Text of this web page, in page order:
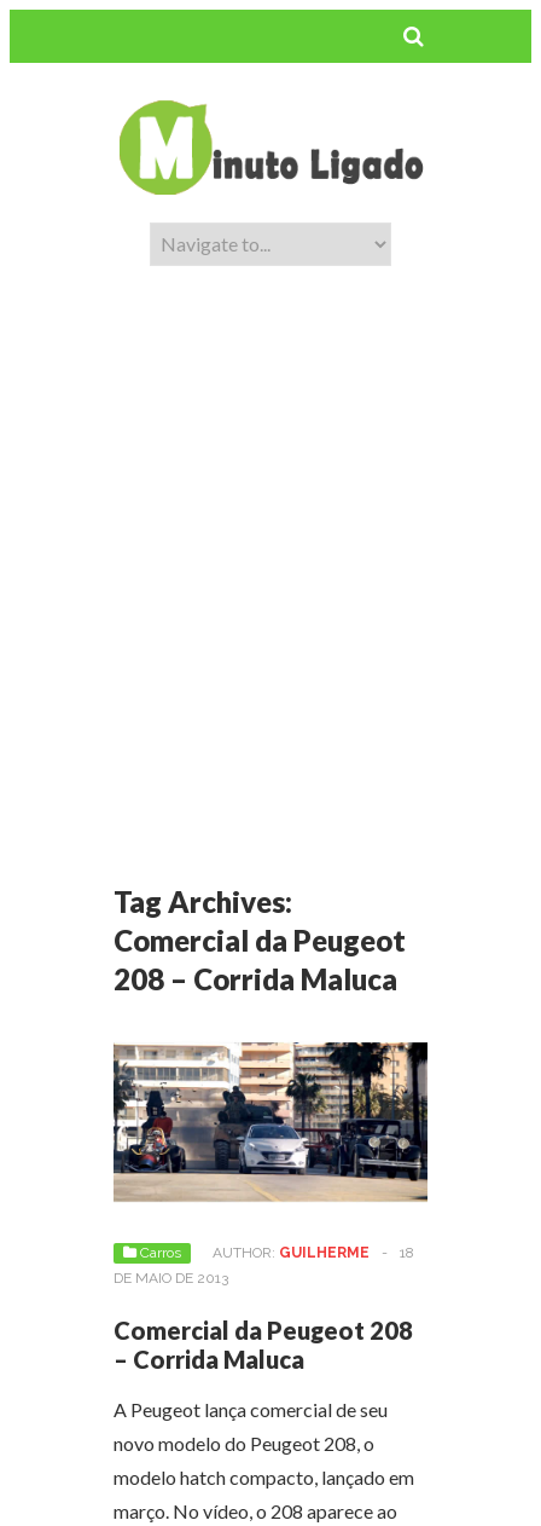
Tag Archives:
Comercial da Peugeot
208 – Corrida Maluca
Carros AUTHOR: GUILHERME -
18
DE MAIO DE 2013
Comercial da Peugeot 208
– Corrida Maluca
A Peugeot lança comercial de seu
novo modelo do Peugeot 208, o
modelo hatch compacto, lançado em
março. No vídeo, o 208 aparece ao